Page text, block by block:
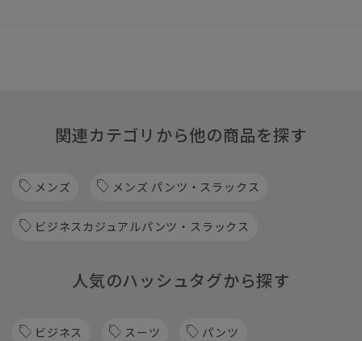
関連カテゴリから他の商品を探す
メンズ メンズ パンツ・スラックス
ビジネスカジュアルパンツ・スラックス
人気のハッシュタグから探す
ビジネス スーツ パンツ